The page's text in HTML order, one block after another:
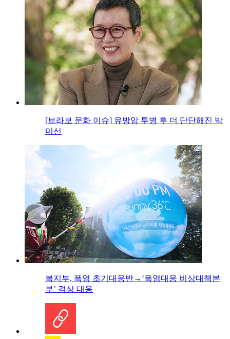
[브라보 문화 이슈] 유방암 투병 후 더 단단해진 박
미선
복지부, 폭염 초기대응반→‘폭염대응 비상대책본
부’ 격상 대응